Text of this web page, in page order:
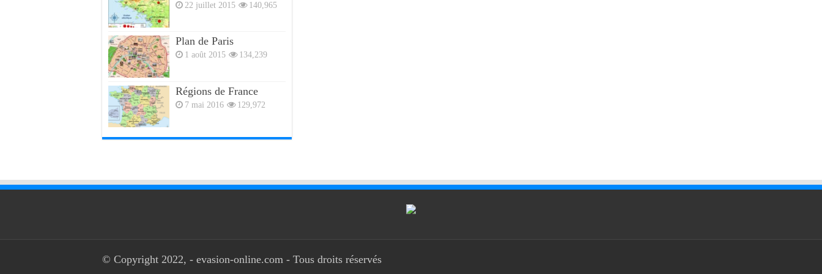
22 juillet 2015 140,965
Plan de Paris
1 août 2015 134,239
Régions de France
7 mai 2016 129,972
© Copyright 2022, - evasion-online.com - Tous droits réservés